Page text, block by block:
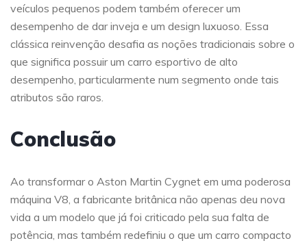
veículos pequenos podem também oferecer um
desempenho de dar inveja e um design luxuoso. Essa
clássica reinvenção desafia as noções tradicionais sobre o
que significa possuir um carro esportivo de alto
desempenho, particularmente num segmento onde tais
atributos são raros.
Conclusão
Ao transformar o Aston Martin Cygnet em uma poderosa
máquina V8, a fabricante britânica não apenas deu nova
vida a um modelo que já foi criticado pela sua falta de
potência, mas também redefiniu o que um carro compacto